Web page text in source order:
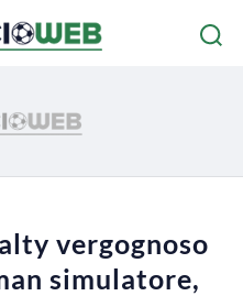
vergognoso
simulatore,